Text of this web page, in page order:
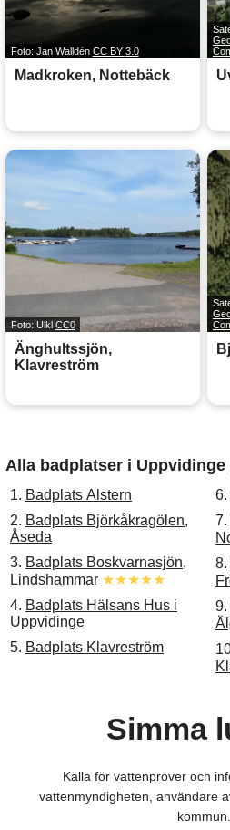
Foto: Jan Walldén CC BY 3.0
Madkroken, Nottebäck
Foto: Ulkl CC0
Änghultssjön,
Klavreström
Alla badplatser i Uppvidinge
1. Badplats Alstern
2. Badplats Björkåkragölen,
Åseda
3. Badplats Boskvarnasjön,
Lindshammar ★★★★★
4. Badplats Hälsans Hus i
Uppvidinge
5. Badplats Klavreström
6.
7.
8.
9.
Simma
Källa för vattenprover och
vattenmyndigheten, användare
kommun.